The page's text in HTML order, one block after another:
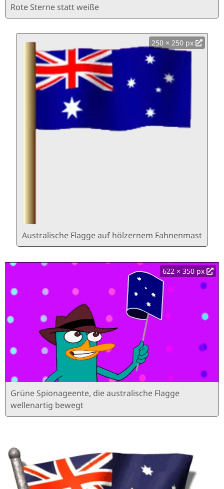
Rote Sterne statt weiße
250 × 250 px
Australische Flagge auf hölzernem Fahnenmast
622 × 350 px
Grüne Spionageente, die australische Flagge
wellenartig bewegt